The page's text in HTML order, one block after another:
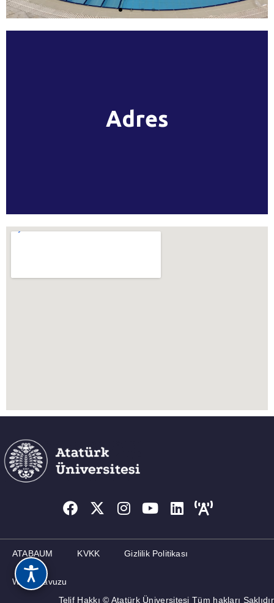
Adres
25240 Yakutiye/Erzurum Tel:
04422311200 E-Mail:
ATABAUM KVKK Gizlilik Politikası
Web Kılavuzu
Telif Hakkı © Atatürk Üniversitesi Tüm hakları Saklıdır